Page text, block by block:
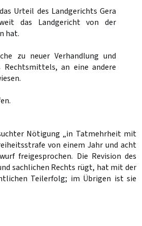
Urteil des Landgerichts Gera
das Landgericht von der
hat.
zu neuer Verhandlung und
Rechtsmittels, an eine andere
Nötigung „in Tatmehrheit mit
von einem Jahr und acht
freigesprochen. Die Revision des
sachlichen Rechts rügt, hat mit der
Teilerfolg; im Übrigen ist sie